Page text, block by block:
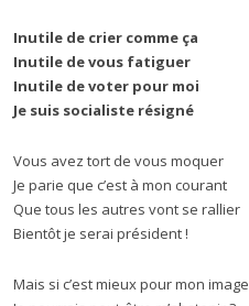
Inutile de crier comme ça
Inutile de vous fatiguer
Inutile de voter pour moi
Je suis socialiste résigné
Vous avez tort de vous moquer
Je parie que c’est à mon courant
Que tous les autres vont se rallier
Bientôt je serai président !
Mais si c’est mieux pour mon image